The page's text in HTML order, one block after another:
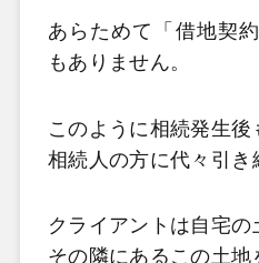
あらためて「借地契
もありません。
このように相続発生後
相続人の方に代々引き
クライアントは自宅の
その隣にあるこの土地